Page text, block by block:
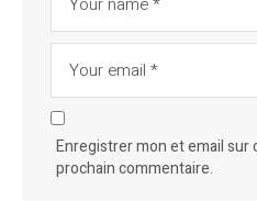
Enregistrer mon et email sur
prochain commentaire.